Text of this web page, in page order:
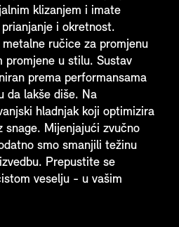
klizanjem i imate
i okretnost.
ručice za promjenu
promjene u stilu. Sustav
prema performansama
da lakše diše. Na
hladnjak koji optimizira
snage. Mijenjajući zvučno
smo smanjili težinu
Prepustite se
veselju - u vašim